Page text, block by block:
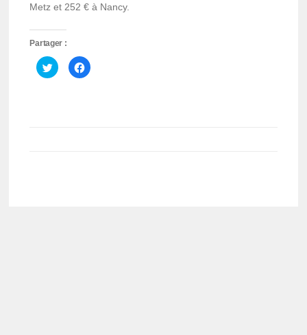
Metz et 252 € à Nancy.
Partager :
Cliquez
pour
partager
Cliquez
pour